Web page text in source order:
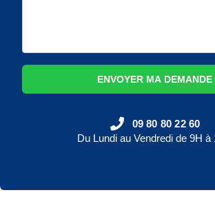
ENVOYER MA DEMANDE
09 80 80 22 60
Du Lundi au Vendredi de 9H à